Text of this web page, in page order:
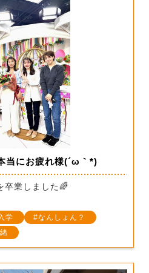
当にお疲れ様(´ω｀*)
卒業しました🌈
学
なんしょん？